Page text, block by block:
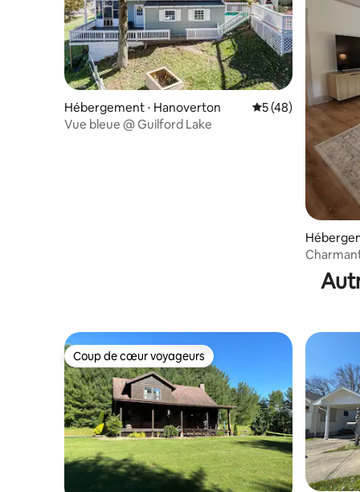
Hébergement ⋅ Hanoverton Évaluation
5 (48)
Vue bleue @ Guilford Lake
de Main
Coup de cœur voyageurs
Coup de cœur voyageurs